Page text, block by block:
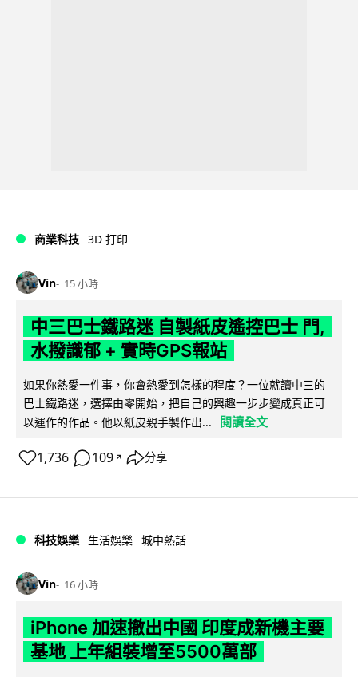
商業科技 3D 打印
Vin 15 小時
中三巴士鐵路迷 自製紙皮遙控巴士 門,
水撥識郁 + 實時GPS報站
如果你熱愛一件事，你會熱愛到怎樣的程度？一位就讀中三的
巴士鐵路迷，選擇由零開始，把自己的興趣一步步變成真正可
以運作的作品。他以紙皮親手製作出...
閱讀全文
1,736 109 ↗ 分享
科技娛樂 生活娛樂 城中熱話
Vin 16 小時
iPhone 加速撤出中國 印度成新機主要
基地 上年組裝增至5500萬部